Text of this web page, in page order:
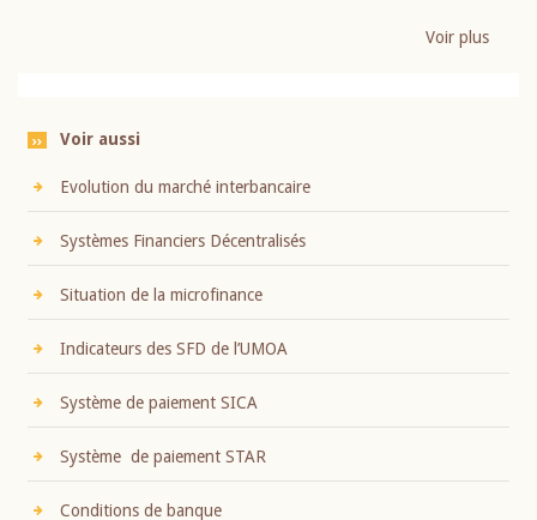
Voir plus
Voir aussi
Evolution du marché interbancaire
Systèmes Financiers Décentralisés
Situation de la microfinance
Indicateurs des SFD de l’UMOA
Système de paiement SICA
Système de paiement STAR
Conditions de banque